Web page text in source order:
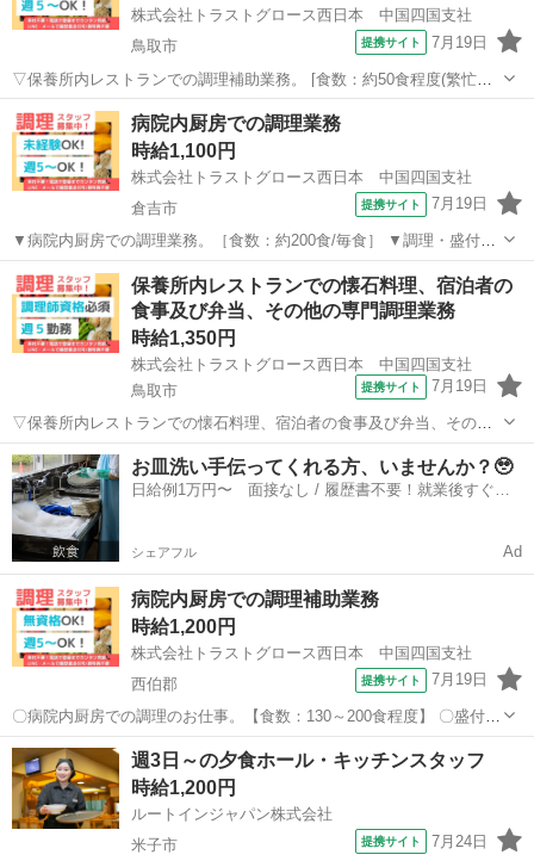
株式会社トラストグロース西日本 中国四国支社
鳥取市
提携サイト 7月19日
▽保養所内レストランでの調理補助業務。 [食数：約50食程度(繁忙期
は約200食程度)] ▽食材の盛付け、料理補充(ビュッフェ方式)、ホール
対応、食器洗浄 等。 ※レジ業務無しの為、現金を扱う心配はござい
ません！ ▽制服：貸...
鳥取 鳥取市 キッチン
病院内厨房での調理業務
時給1,100円
株式会社トラストグロース西日本 中国四国支社
倉吉市
提携サイト 7月19日
▼病院内厨房での調理業務。［食数：約200食/毎食］ ▼調理・盛付
け・配膳・下膳、食器や調理器具の洗浄・下処理・清掃 等。 (小鉢だ
けか、メインだけの調理・検品 等) ▼制服：貸与あり。 〇20代-50代
スタッフ活躍中。 ...
鳥取 倉吉市 キッチン
保養所内レストランでの懐石料理、宿泊者の
食事及び弁当、その他の専門調理業務
時給1,350円
株式会社トラストグロース西日本 中国四国支社
鳥取市
提携サイト 7月19日
▽保養所内レストランでの懐石料理、宿泊者の食事及び弁当、その他
の専門調理業務を担当していただきます。 ▽制服：貸与あり。 ※採用
後、入職前に健康診断・検便の提出必須。 〇屋外喫煙所有り。 《必須
資格》 ◇調理師 《必須...
鳥取 鳥取市 キッチン
お皿洗い手伝ってくれる方、いませんか？🥹
日給例1万円〜 面接なし / 履歴書不要！就業後すぐに
シェアフル Ad
病院内厨房での調理補助業務
時給1,200円
株式会社トラストグロース西日本 中国四国支社
西伯郡
提携サイト 7月19日
〇病院内厨房での調理のお仕事。【食数：130～200食程度】 〇盛付
け・配膳・仕込み・食器洗浄・掃除 等。 ●難しい調理作業はなく、
病院給食調理のお仕事が初めての方でも大丈夫！ ●もちろん経験者歓
迎！ ［必須資格］ ◇...
鳥取 西伯郡 キッチン
週3日～の夕食ホール・キッチンスタッフ
時給1,200円
ルートインジャパン株式会社
米子市
提携サイト 7月24日